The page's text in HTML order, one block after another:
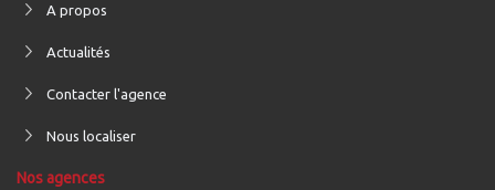
A propos
Actualités
Contacter l'agence
Nous localiser
Nos agences